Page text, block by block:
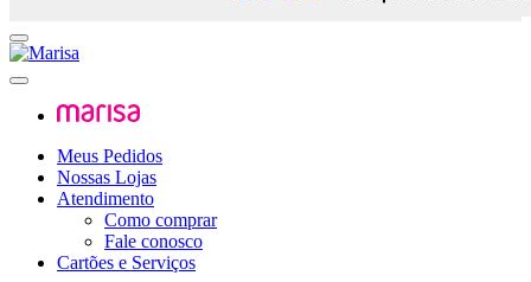
Meus Pedidos
Nossas Lojas
Atendimento
Como comprar
Fale conosco
Cartões e Serviços